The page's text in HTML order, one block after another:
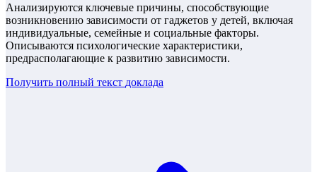
Анализируются ключевые причины, способствующие
возникновению зависимости от гаджетов у детей, включая
индивидуальные, семейные и социальные факторы.
Описываются психологические характеристики,
предрасполагающие к развитию зависимости.
Получить полный текст доклада